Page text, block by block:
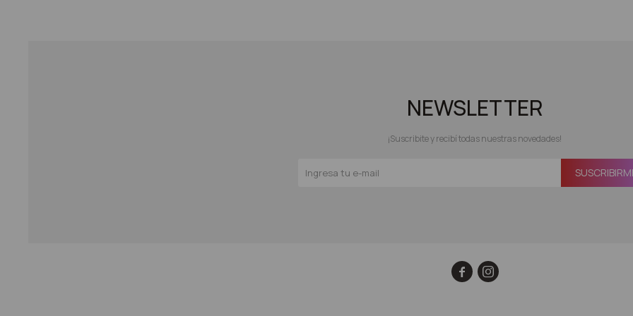
NEWSLETTER
¡Suscribite y recibí todas nuestras novedades!
 